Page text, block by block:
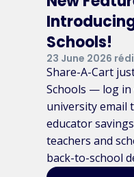
Schools!
23 June 2026
Share-A-Cart
Schools — log
university email
educator
teachers and
back-to-school